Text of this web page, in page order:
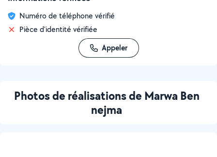
Numéro de téléphone vérifié
Pièce d'identité vérifiée
Appeler
Photos de réalisations de Marwa Ben
nejma